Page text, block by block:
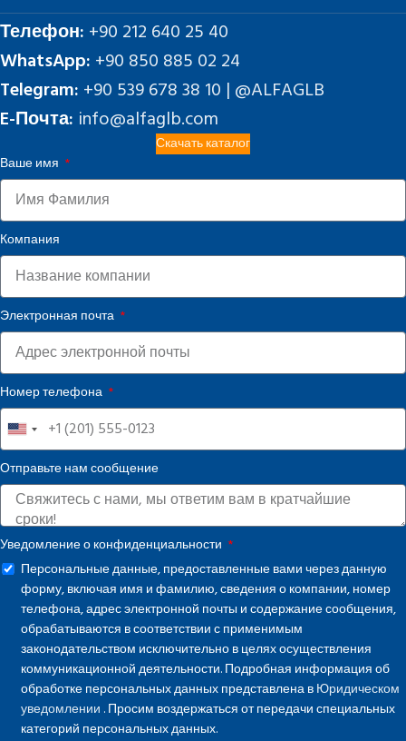
Телефон: +90 212 640 25 40
WhatsApp: +90 850 885 02 24
Telegram: +90 539 678 38 10 | @ALFAGLB
E-Почта: info@alfaglb.com
Скачать каталог
Ваше имя
Компания
Электронная почта
Номер телефона
United
States
+1
Отправьте нам сообщение
Уведомление о конфиденциальности
Персональные данные, предоставленные вами через данную
форму, включая имя и фамилию, сведения о компании, номер
телефона, адрес электронной почты и содержание сообщения,
обрабатываются в соответствии с применимым
законодательством исключительно в целях осуществления
коммуникационной деятельности. Подробная информация об
обработке персональных данных представлена вЮридическом
уведомлении . Просим воздержаться от передачи специальных
категорий персональных данных.